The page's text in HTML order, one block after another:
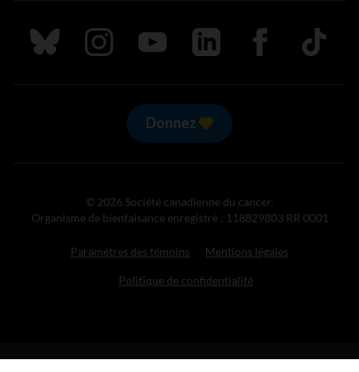
Suivez nous sur Bluesky
Suivez nous sur Instagram
Suivez nous sur Youtube
Suivez nous sur LinkedIn
Suivez nous sur
TikTok
Donnez
© 2026 Société canadienne du cancer.
Organisme de bienfaisance enregistré : 118829803 RR 0001
Paramètres des témoins Mentions légales
Politique de confidentialité